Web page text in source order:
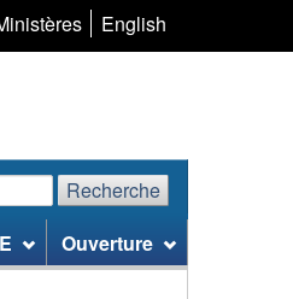
Sélection
langue
English
Recherche
Ouverture